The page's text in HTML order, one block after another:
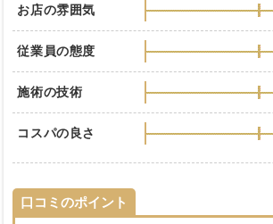
お店の雰囲気
従業員の態度
施術の技術
コスパの良さ
口コミのポイント